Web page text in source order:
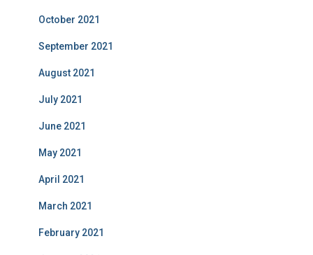
October 2021
September 2021
August 2021
July 2021
June 2021
May 2021
April 2021
March 2021
February 2021